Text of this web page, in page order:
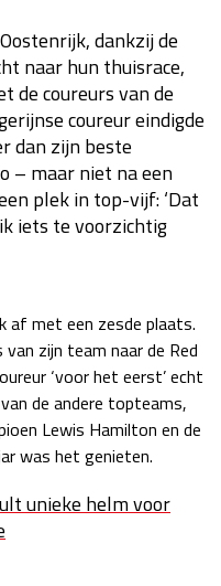
zo 21:00 - 23:00
30 okt - 01 nov
zo 21:00 - 23:00
za 19:00 - 20:00
zo 18:00 - 20:00
za 05:00 - 06:00
zo 05:00 - 07:00
04 - 06 dec
za 15:00 - 16:00
dankzij de
naar hun thuisrace,
de coureurs van de
coureur eindigde
dan zijn beste
– maar niet na een
plek in top-vijf: ‘Dat
iets te voorzichtig
af met een zesde plaats.
zijn team naar de Red
‘voor het eerst’ echt
de andere topteams,
Lewis Hamilton en de
was het genieten.
unieke helm voor